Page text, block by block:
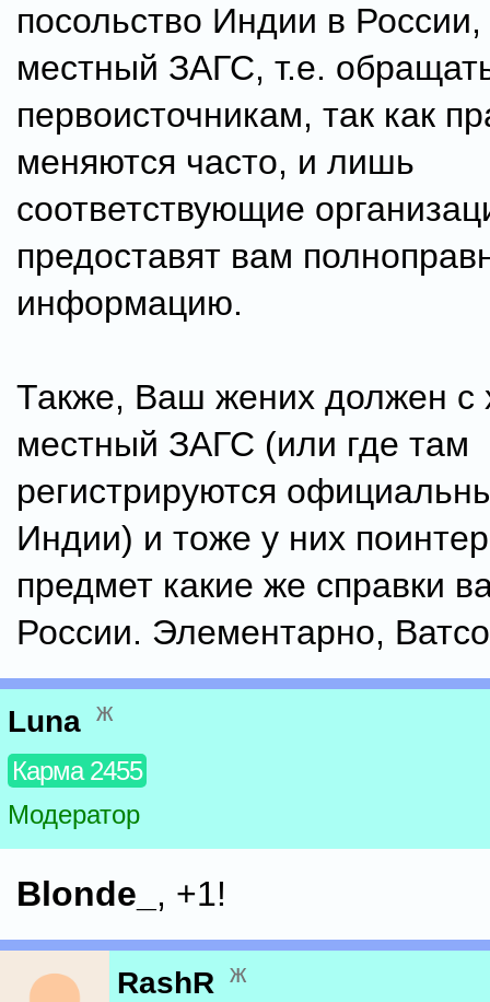
посольство Индии в
местный ЗАГС, т.е.
первоисточникам, так как
меняются часто, и лишь
соответствующие
предоставят вам
информацию.
Также, Ваш жених должен с
местный ЗАГС (или где там
регистрируются
Индии) и тоже у них
предмет какие же справки
России. Элементарно,
Luna ж
Карма 2455
Модератор
Blonde_ , +1!
RashR ж